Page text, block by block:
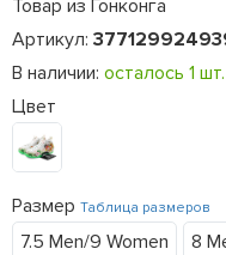
Товар из Гонконга
Артикул:
В наличии: осталось 1 шт.
Цвет
Размер Таблица размеров
7.5 Men/9 Women
8